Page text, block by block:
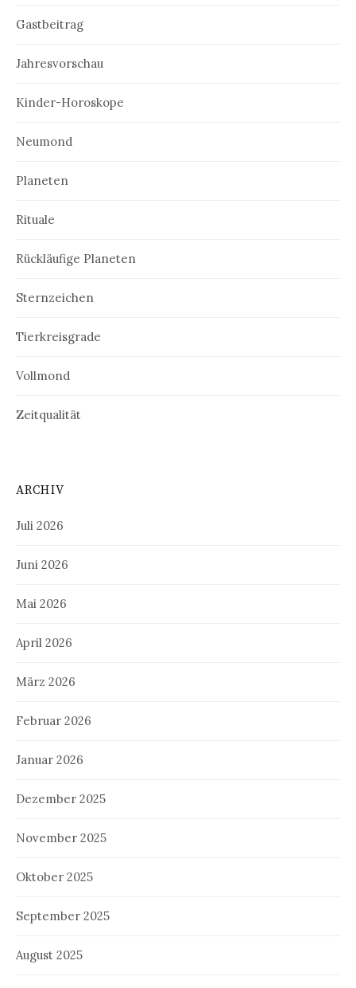
Gastbeitrag
Jahresvorschau
Kinder-Horoskope
Neumond
Planeten
Rituale
Rückläufige Planeten
Sternzeichen
Tierkreisgrade
Vollmond
Zeitqualität
ARCHIV
Juli 2026
Juni 2026
Mai 2026
April 2026
März 2026
Februar 2026
Januar 2026
Dezember 2025
November 2025
Oktober 2025
September 2025
August 2025